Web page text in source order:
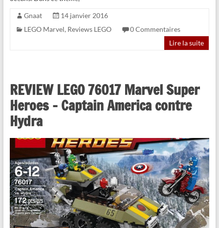
Gnaat
14 janvier 2016
LEGO Marvel, Reviews LEGO
0 Commentaires
Lire la suite
REVIEW LEGO 76017 Marvel Super
Heroes – Captain America contre
Hydra